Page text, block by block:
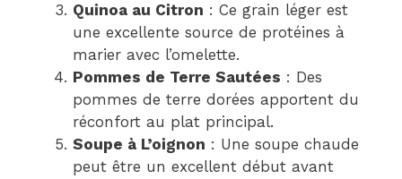
Quinoa au Citron : Ce grain léger est
une excellente source de protéines à
marier avec l’omelette.
Pommes de Terre Sautées : Des
pommes de terre dorées apportent du
réconfort au plat principal.
Soupe à L’oignon : Une soupe chaude
peut être un excellent début avant